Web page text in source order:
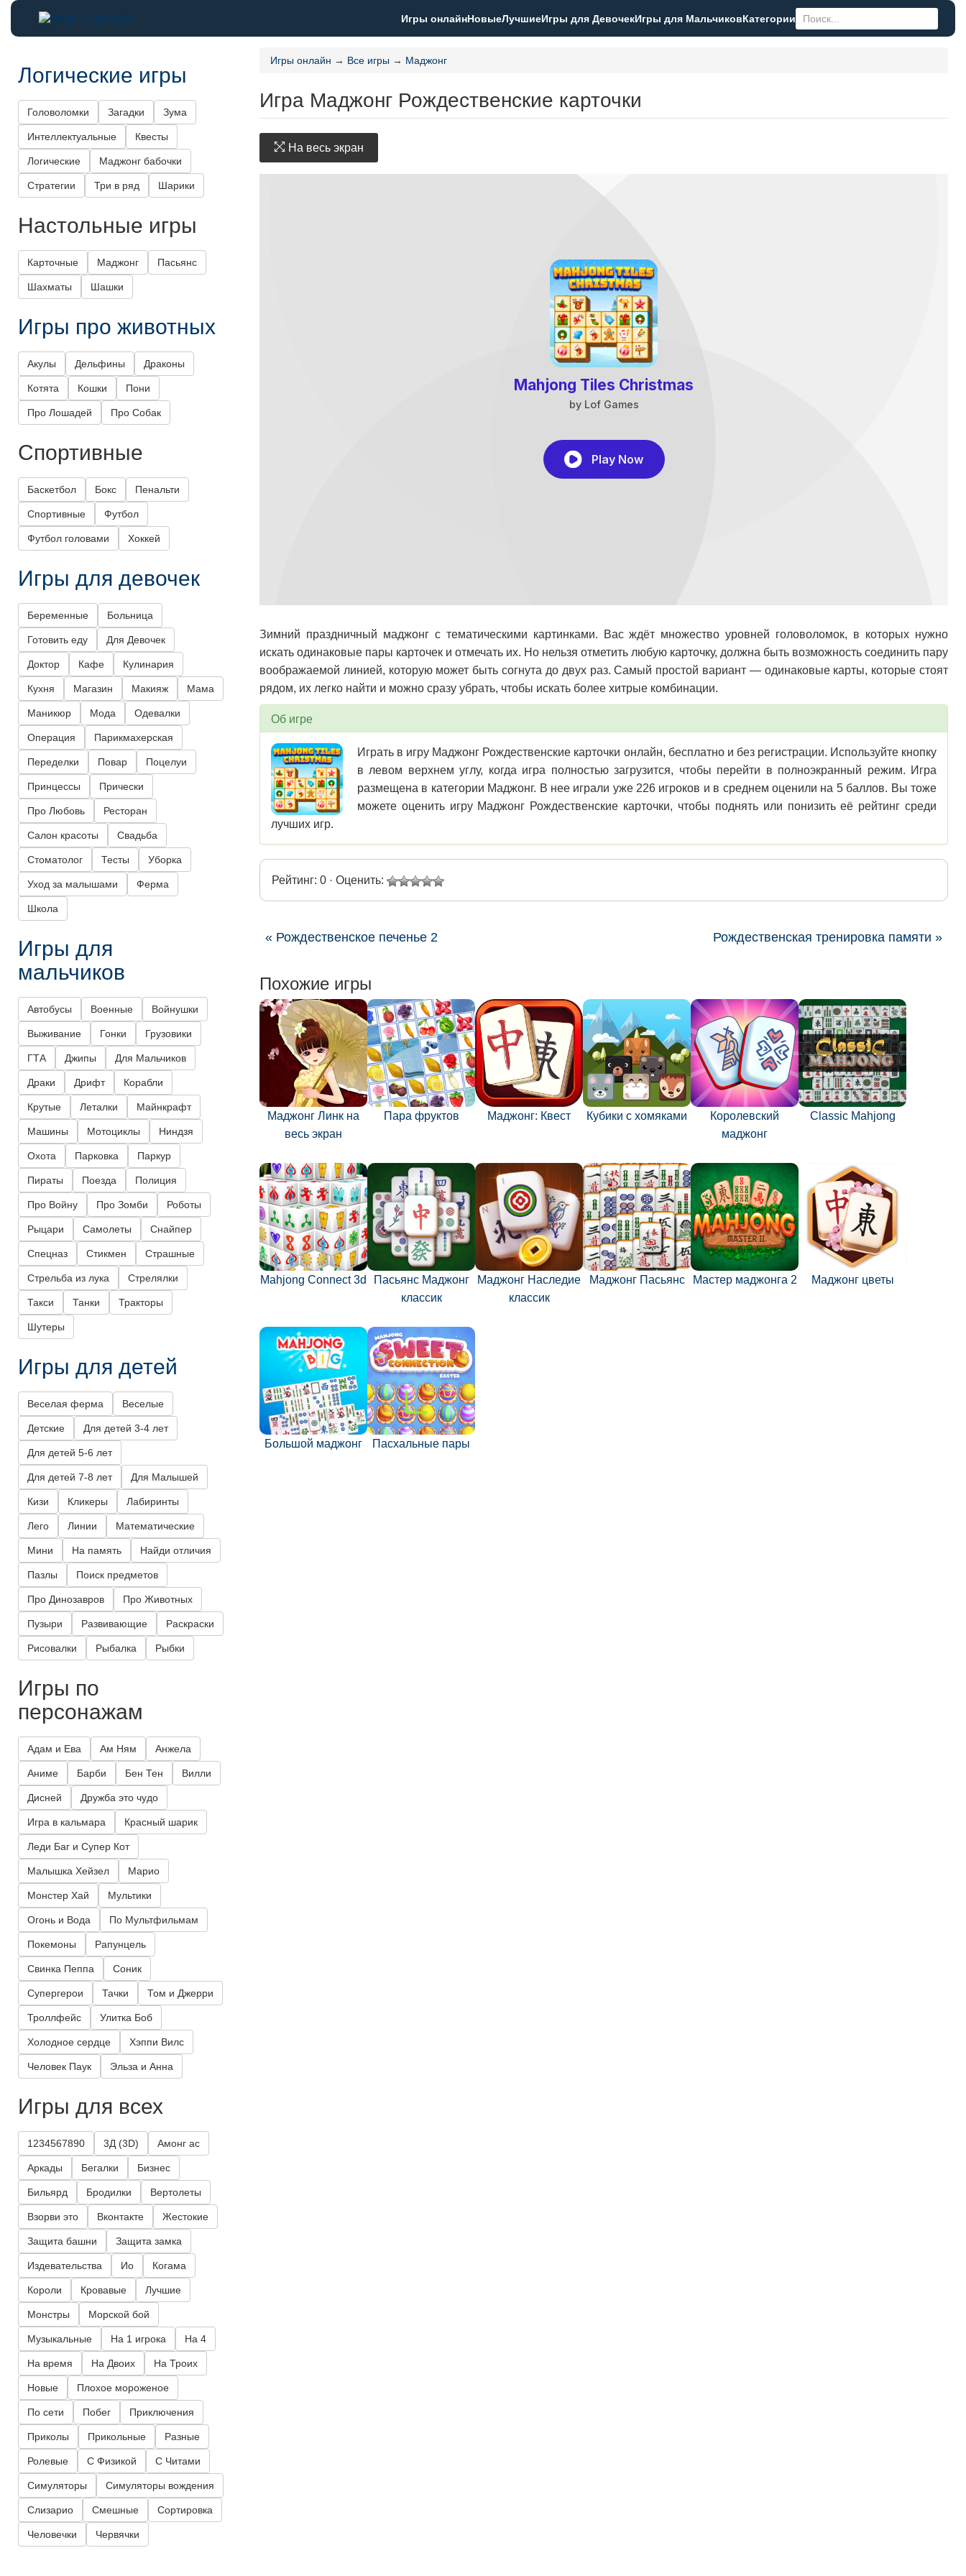
Игры онлайнНовыеЛучшиеИгры для ДевочекИгры для МальчиковКатегории
Игры онлайн → Все игры → Маджонг
Игра Маджонг Рождественские карточки
На весь экран
Зимний праздничный маджонг с тематическими картинками. Вас ждёт множество уровней головоломок, в которых нужно
искать одинаковые пары карточек и отмечать их. Но нельзя отметить любую карточку, должна быть возможность соединить пару
воображаемой линией, которую может быть согнута до двух раз. Самый простой вариант — одинаковые карты, которые стоят
рядом, их легко найти и можно сразу убрать, чтобы искать более хитрые комбинации.
Об игре
Играть в игру Маджонг Рождественские карточки онлайн, бесплатно и без регистрации. Используйте кнопку
в левом верхнем углу, когда игра полностью загрузится, чтобы перейти в полноэкранный режим. Игра
размещена в категории Маджонг. В нее играли уже 226 игроков и в среднем оценили на 5 баллов. Вы тоже
можете оценить игру Маджонг Рождественские карточки, чтобы поднять или понизить её рейтинг среди
лучших игр.
Рейтинг: 0 · Оценить:
« Рождественское печенье 2 Рождественская тренировка памяти »
Похожие игры
Маджонг Линк на
весь экран
Пара фруктов Маджонг: Квест Кубики с хомяками
Королевский
маджонг
Classic Mahjong
Mahjong Connect 3d
Пасьянс Маджонг
классик
Маджонг Наследие
классик
Маджонг Пасьянс Мастер маджонга 2 Маджонг цветы
Большой маджонг Пасхальные пары
Логические игры
Головоломки Загадки Зума
Интеллектуальные Квесты
Логические Маджонг бабочки
Стратегии Три в ряд Шарики
Настольные игры
Карточные Маджонг Пасьянс
Шахматы Шашки
Игры про животных
Акулы Дельфины Драконы
Котята Кошки Пони
Про Лошадей Про Собак
Спортивные
Баскетбол Бокс Пенальти
Спортивные Футбол
Футбол головами Хоккей
Игры для девочек
Беременные Больница
Готовить еду Для Девочек
Доктор Кафе Кулинария
Кухня Магазин Макияж Мама
Маникюр Мода Одевалки
Операция Парикмахерская
Переделки Повар Поцелуи
Принцессы Прически
Про Любовь Ресторан
Салон красоты Свадьба
Стоматолог Тесты Уборка
Уход за малышами Ферма
Школа
Игры для
мальчиков
Автобусы Военные Войнушки
Выживание Гонки Грузовики
ГТА Джипы Для Мальчиков
Драки Дрифт Корабли
Крутые Леталки Майнкрафт
Машины Мотоциклы Ниндзя
Охота Парковка Паркур
Пираты Поезда Полиция
Про Войну Про Зомби Роботы
Рыцари Самолеты Снайпер
Спецназ Стикмен Страшные
Стрельба из лука Стрелялки
Такси Танки Тракторы
Шутеры
Игры для детей
Веселая ферма Веселые
Детские Для детей 3-4 лет
Для детей 5-6 лет
Для детей 7-8 лет Для Малышей
Кизи Кликеры Лабиринты
Лего Линии Математические
Мини На память Найди отличия
Пазлы Поиск предметов
Про Динозавров Про Животных
Пузыри Развивающие Раскраски
Рисовалки Рыбалка Рыбки
Игры по
персонажам
Адам и Ева Ам Ням Анжела
Аниме Барби Бен Тен Вилли
Дисней Дружба это чудо
Игра в кальмара Красный шарик
Леди Баг и Супер Кот
Малышка Хейзел Марио
Монстер Хай Мультики
Огонь и Вода По Мультфильмам
Покемоны Рапунцель
Свинка Пеппа Соник
Супергерои Тачки Том и Джерри
Троллфейс Улитка Боб
Холодное сердце Хэппи Вилс
Человек Паук Эльза и Анна
Игры для всех
1234567890 3Д (3D) Амонг ас
Аркады Бегалки Бизнес
Бильярд Бродилки Вертолеты
Взорви это Вконтакте Жестокие
Защита башни Защита замка
Издевательства Ио Когама
Короли Кровавые Лучшие
Монстры Морской бой
Музыкальные На 1 игрока На 4
На время На Двоих На Троих
Новые Плохое мороженое
По сети Побег Приключения
Приколы Прикольные Разные
Ролевые С Физикой С Читами
Симуляторы Симуляторы вождения
Слизарио Смешные Сортировка
Человечки Червячки